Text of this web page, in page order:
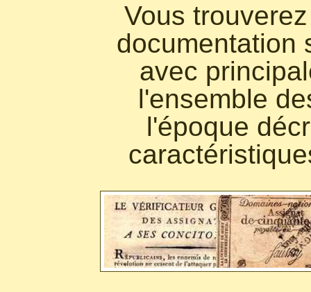
Vous
documentation
avec
l'ensemble
l'époque